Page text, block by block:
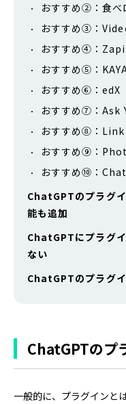
おすすめ②：食べ
おすすめ③：
おすすめ④：
おすすめ⑤：
おすすめ⑥：edX
おすすめ⑦：Ask
おすすめ⑧：
おすすめ⑨：
おすすめ⑩：
ChatGPTのプラグ
能も追加
ChatGPTにプラグ
ない
ChatGPTのプラグ
ChatGPTのプ
一般的に、プラグインと